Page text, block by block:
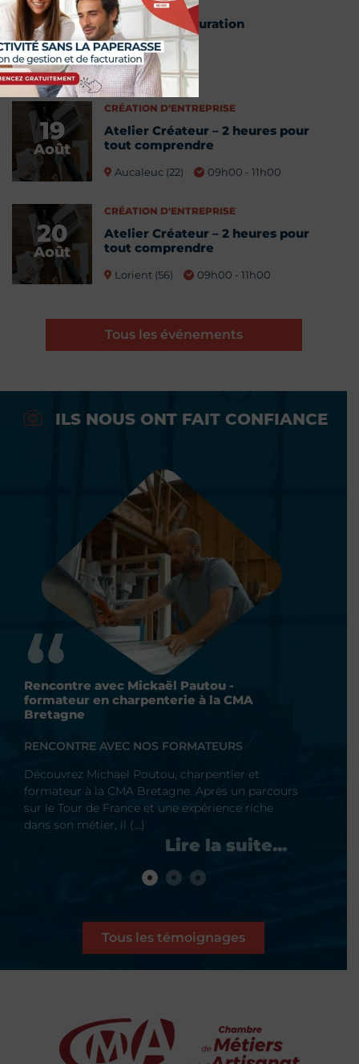
18
Août
Webinaire facturation
électronique
13h00 - 14h00
19
Août
CRÉATION D'ENTREPRISE
Atelier Créateur – 2 heures pour
tout comprendre
Aucaleuc (22) 09h00 - 11h00
20
Août
CRÉATION D'ENTREPRISE
Atelier Créateur – 2 heures pour
tout comprendre
Lorient (56) 09h00 - 11h00
Tous les événements
ILS NOUS ONT FAIT CONFIANCE
avec Mickaël Pautou -
en charpenterie à la CMA
AVEC NOS FORMATEURS
Michael Poutou, charpentier et
à la CMA Bretagne. Après un parcours
le Tour de France et une expérience riche
son métier, il (…)
Tous les témoignages